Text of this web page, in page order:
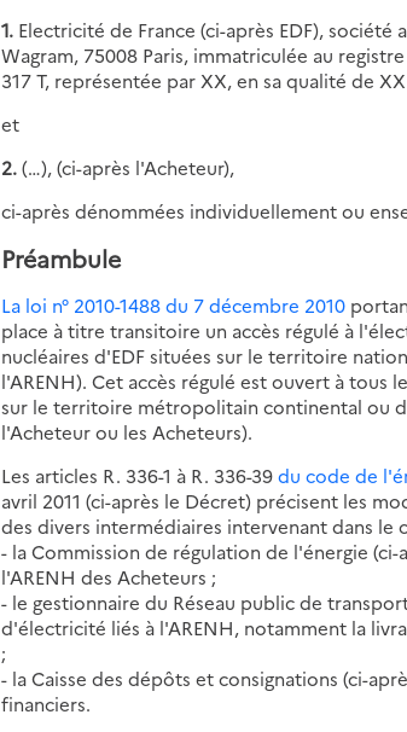
1. Electricité de France (ci-après EDF),
Wagram, 75008 Paris, immatriculée au
317 T, représentée par XX, en sa qualité de
et
2.(…), (ci-après l'Acheteur),
ci-après dénommées individuellement ou
Préambule
La loi n° 2010-1488 du 7 décembre 2010
place à titre transitoire un accès régulé à
nucléaires d'EDF situées sur le territoire
l'ARENH). Cet accès régulé est ouvert à tous
sur le territoire métropolitain continental ou
l'Acheteur ou les Acheteurs).
Les articles R. 336-1 à R. 336-39du code de
avril 2011 (ci-après le Décret) précisent les
des divers intermédiaires intervenant dans
- la Commission de régulation de l'énergie
l'ARENH des Acheteurs ;
- le gestionnaire du Réseau public de
d'électricité liés à l'ARENH, notamment la
;
- la Caisse des dépôts et consignations (ci-
financiers.